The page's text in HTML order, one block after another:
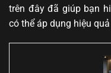
trên đây đã giúp bạn
có thể áp dụng hiệu